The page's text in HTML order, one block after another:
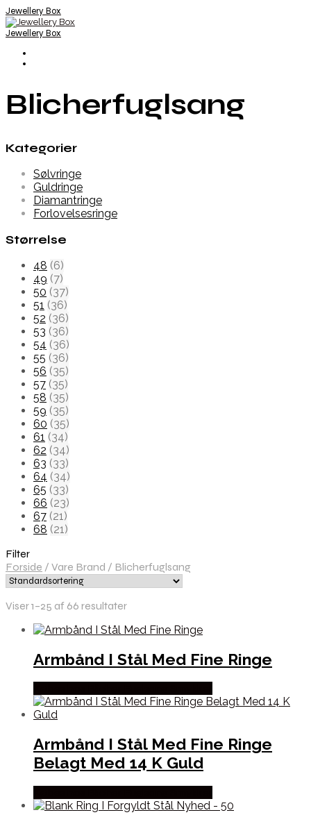
Jewellery Box
Jewellery Box
Blicherfuglsang
Kategorier
Sølvringe
Guldringe
Diamantringe
Forlovelsesringe
Størrelse
48 (6)
49 (7)
50 (37)
51 (36)
52 (36)
53 (36)
54 (36)
55 (36)
56 (35)
57 (35)
58 (35)
59 (35)
60 (35)
61 (34)
62 (34)
63 (33)
64 (34)
65 (33)
66 (23)
67 (21)
68 (21)
Filter
Forside / Vare Brand / Blicherfuglsang
Viser 1–25 af 66 resultater
Armbånd I Stål Med Fine Ringe
Armbånd I Stål Med Fine Ringe
Belagt Med 14 K Guld